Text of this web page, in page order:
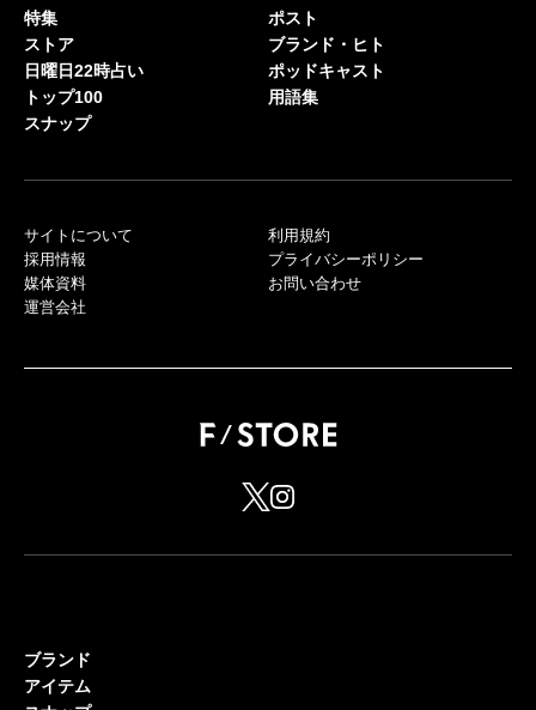
特集
ストア
日曜日22時占い
トップ100
スナップ
ポスト
ブランド・ヒト
ポッドキャスト
用語集
サイトについて
採用情報
媒体資料
運営会社
利用規約
プライバシーポリシー
お問い合わせ
ブランド
アイテム